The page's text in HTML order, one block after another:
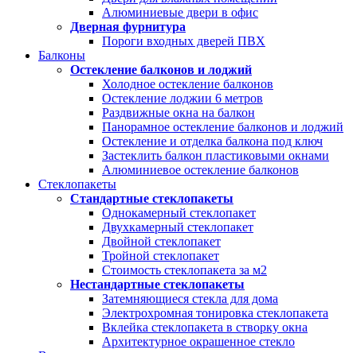
Алюминиевые двери в офис
Дверная фурнитура
Пороги входных дверей ПВХ
Балконы
Остекление балконов и лоджий
Холодное остекление балконов
Остекление лоджии 6 метров
Раздвижные окна на балкон
Панорамное остекление балконов и лоджий
Остекление и отделка балкона под ключ
Застеклить балкон пластиковыми окнами
Алюминиевое остекление балконов
Стеклопакеты
Стандартные стеклопакеты
Однокамерный стеклопакет
Двухкамерный стеклопакет
Двойной стеклопакет
Тройной стеклопакет
Стоимость стеклопакета за м2
Нестандартные стеклопакеты
Затемняющиеся стекла для дома
Электрохромная тонировка стеклопакета
Вклейка стеклопакета в створку окна
Архитектурное окрашенное стекло